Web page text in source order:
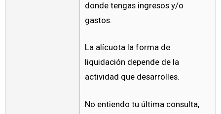
donde tengas ingresos y/o
gastos.
La alícuota la forma de
liquidación depende de la
actividad que desarrolles.
No entiendo tu última consulta,